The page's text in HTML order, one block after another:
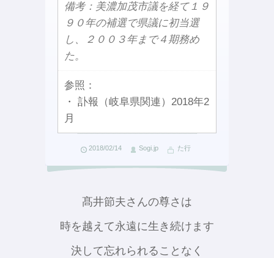
備考：美濃加茂市議を経て１９
９０年の補選で県議に初当選
し、２００３年まで４期務め
た。
参照：
・ 訃報（岐阜県関連）2018年2
月
2018/02/14 Sogi.jp た行
髙井節夫さんの尊さは
時を越えて永遠に生き続けます
決して忘れられることなく